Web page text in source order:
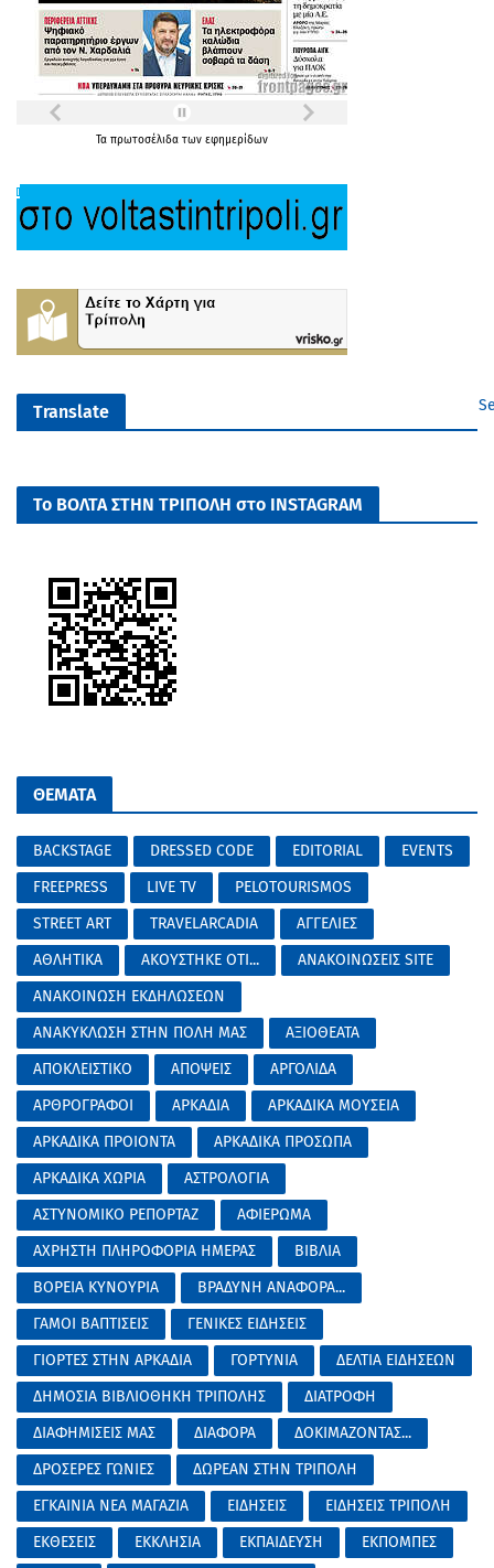
Τα πρωτοσέλιδα των εφημερίδων
Translate
Το ΒΟΛΤΑ ΣΤΗΝ ΤΡΙΠΟΛΗ στο INSTAGRAM
ΘΕΜΑΤΑ
BACKSTAGE DRESSED CODE EDITORIAL
EVENTS
FREEPRESS
LIVE TV
PELOTOURISMOS
STREET ART
TRAVELARCADIA
ΑΓΓΕΛΙΕΣ
ΑΘΛΗΤΙΚΑ
ΑΚΟΥΣΤΗΚΕ ΟΤΙ...
ΑΝΑΚΟΙΝΩΣΕΙΣ SITE
ΑΝΑΚΟΙΝΩΣΗ ΕΚΔΗΛΩΣΕΩΝ
ΑΝΑΚΥΚΛΩΣΗ ΣΤΗΝ ΠΟΛΗ ΜΑΣ
ΑΞΙΟΘΕΑΤΑ
ΑΠΟΚΛΕΙΣΤΙΚΟ
ΑΠΟΨΕΙΣ
ΑΡΓΟΛΙΔΑ
ΑΡΘΡΟΓΡΑΦΟΙ
ΑΡΚΑΔΙΑ
ΑΡΚΑΔΙΚΑ ΜΟΥΣΕΙΑ
ΑΡΚΑΔΙΚΑ ΠΡΟΙΟΝΤΑ
ΑΡΚΑΔΙΚΑ ΠΡΟΣΩΠΑ
ΑΡΚΑΔΙΚΑ ΧΩΡΙΑ
ΑΣΤΡΟΛΟΓΙΑ
ΑΣΤΥΝΟΜΙΚΟ ΡΕΠΟΡΤΑΖ
ΑΦΙΕΡΩΜΑ
ΑΧΡΗΣΤΗ ΠΛΗΡΟΦΟΡΙΑ ΗΜΕΡΑΣ
ΒΙΒΛΙΑ
ΒΟΡΕΙΑ ΚΥΝΟΥΡΙΑ
ΒΡΑΔΥΝΗ ΑΝΑΦΟΡΑ...
ΓΑΜΟΙ ΒΑΠΤΙΣΕΙΣ
ΓΕΝΙΚΕΣ ΕΙΔΗΣΕΙΣ
ΓΙΟΡΤΕΣ ΣΤΗΝ ΑΡΚΑΔΙΑ
ΓΟΡΤΥΝΙΑ
ΔΕΛΤΙΑ ΕΙΔΗΣΕΩΝ
ΔΗΜΟΣΙΑ ΒΙΒΛΙΟΘΗΚΗ ΤΡΙΠΟΛΗΣ
ΔΙΑΤΡΟΦΗ
ΔΙΑΦΗΜΙΣΕΙΣ ΜΑΣ
ΔΙΑΦΟΡΑ
ΔΟΚΙΜΑΖΟΝΤΑΣ...
ΔΡΟΣΕΡΕΣ ΓΩΝΙΕΣ
ΔΩΡΕΑΝ ΣΤΗΝ ΤΡΙΠΟΛΗ
ΕΓΚΑΙΝΙΑ ΝΕΑ ΜΑΓΑΖΙΑ
ΕΙΔΗΣΕΙΣ
ΕΙΔΗΣΕΙΣ ΤΡΙΠΟΛΗ
ΕΚΘΕΣΕΙΣ
ΕΚΚΛΗΣΙΑ ΕΚΠΑΙΔΕΥΣΗ
ΕΚΠΟΜΠΕΣ